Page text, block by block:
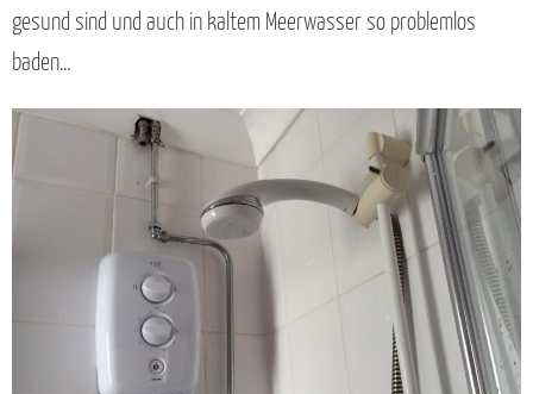
gesund sind und auch in kaltem Meerwasser so problemlos
baden…